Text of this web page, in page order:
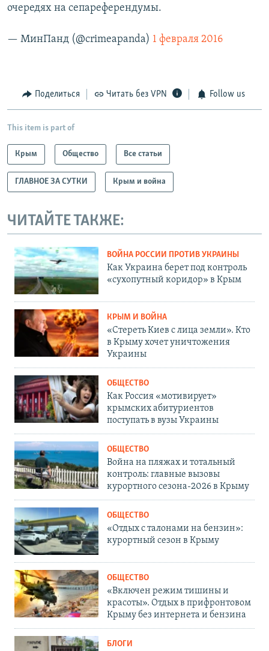
очередях на сепареферендумы.
— МинПанд (@crimeapanda) 1 февраля 2016
Поделиться Читать без VPN Follow us
This item is part of
Крым Общество Все статьи
ГЛАВНОЕ ЗА СУТКИ Крым и война
ЧИТАЙТЕ ТАКЖЕ:
ВОЙНА РОССИИ ПРОТИВ УКРАИНЫ
Как Украина берет под контроль
«сухопутный коридор» в Крым
КРЫМ И ВОЙНА
«Стереть Киев с лица земли». Кто
в Крыму хочет уничтожения
Украины
ОБЩЕСТВО
Как Россия «мотивирует»
крымских абитуриентов
поступать в вузы Украины
ОБЩЕСТВО
Война на пляжах и тотальный
контроль: главные вызовы
курортного сезона-2026 в Крыму
ОБЩЕСТВО
«Отдых с талонами на бензин»:
курортный сезон в Крыму
ОБЩЕСТВО
«Включен режим тишины и
красоты». Отдых в прифронтовом
Крыму без интернета и бензина
БЛОГИ